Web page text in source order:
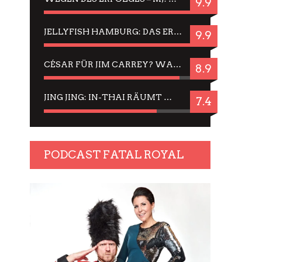
9.9
JELLYFISH HAMBURG: DAS ERFOLGREICHE SOMMER-MENÜ 2025 IN GEFÜHLEN UND BILDERN 9.9
CÉSAR FÜR JIM CARREY? WARUM DAS EINER DER NERVIGSTEN ACTORS IST UND BLEIBT 8.9
JING JING: IN-THAI RÄUMT WIEDER TITEL AB – EIN ZWEI-STUNDEN-ERLEBNISBERICHT 7.4
PODCAST FATAL ROYAL